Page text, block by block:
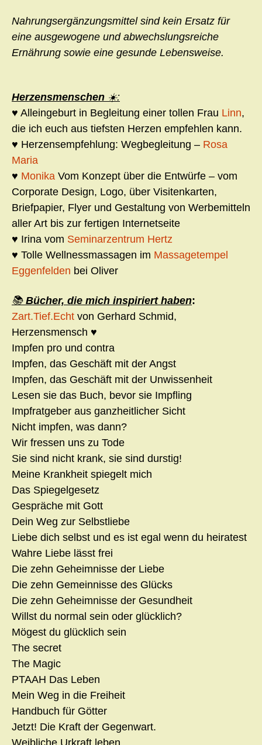
Nahrungsergänzungsmittel sind kein Ersatz für
eine ausgewogene und abwechslungsreiche
Ernährung sowie eine gesunde Lebensweise.
Herzensmenschen ☀️:
♥ Alleingeburt in Begleitung einer tollen Frau Linn,
die ich euch aus tiefsten Herzen empfehlen kann.
♥ Herzensempfehlung: Wegbegleitung – Rosa
Maria
♥ Monika Vom Konzept über die Entwürfe – vom
Corporate Design, Logo, über Visitenkarten,
Briefpapier, Flyer und Gestaltung von Werbemitteln
aller Art bis zur fertigen Internetseite
♥ Irina vom Seminarzentrum Hertz
♥ Tolle Wellnessmassagen im Massagetempel
Eggenfelden bei Oliver
📚 Bücher, die mich inspiriert haben:
Zart.Tief.Echt von Gerhard Schmid,
Herzensmensch ♥
Impfen pro und contra
Impfen, das Geschäft mit der Angst
Impfen, das Geschäft mit der Unwissenheit
Lesen sie das Buch, bevor sie Impfling
Impfratgeber aus ganzheitlicher Sicht
Nicht impfen, was dann?
Wir fressen uns zu Tode
Sie sind nicht krank, sie sind durstig!
Meine Krankheit spiegelt mich
Das Spiegelgesetz
Gespräche mit Gott
Dein Weg zur Selbstliebe
Liebe dich selbst und es ist egal wenn du heiratest
Wahre Liebe lässt frei
Die zehn Geheimnisse der Liebe
Die zehn Gemeinnisse des Glücks
Die zehn Geheimnisse der Gesundheit
Willst du normal sein oder glücklich?
Mögest du glücklich sein
The secret
The Magic
PTAAH Das Leben
Mein Weg in die Freiheit
Handbuch für Götter
Jetzt! Die Kraft der Gegenwart.
Weibliche Urkraft leben.